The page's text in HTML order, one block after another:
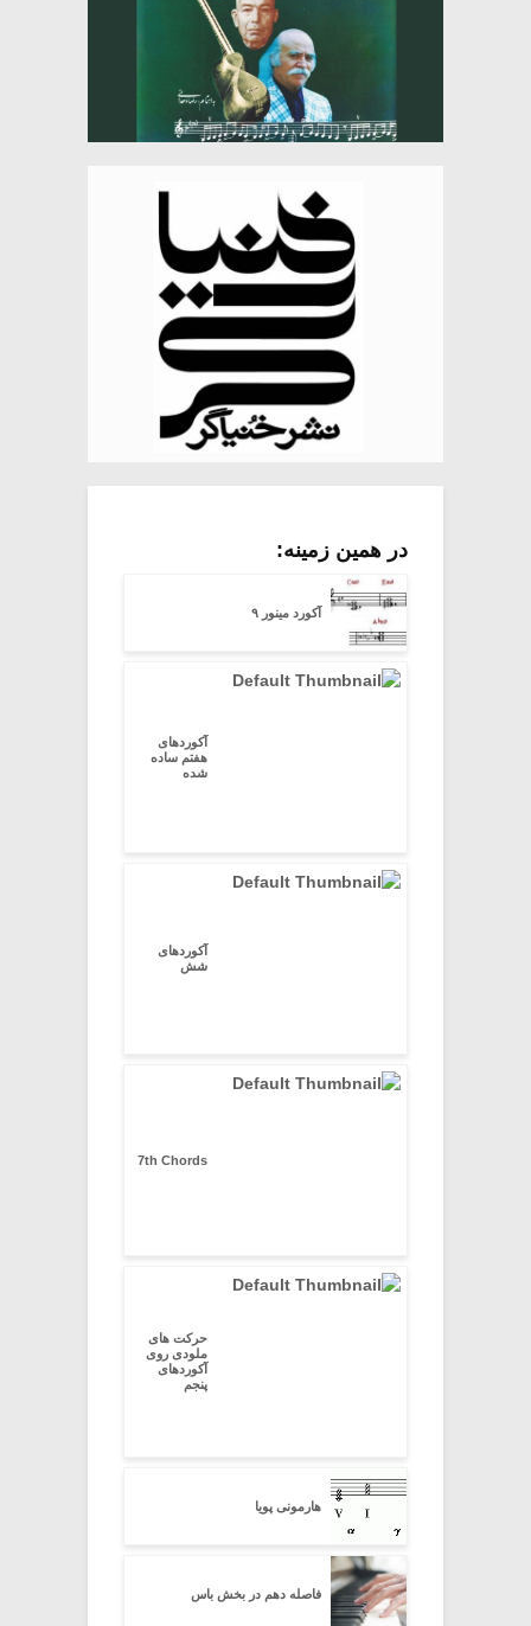
در همین زمینه:
آکورد مینور ۹
آکوردهای
هفتم ساده
شده
آکوردهای
شش
7th Chords
حرکت های
ملودی روی
آکوردهای
پنجم
هارمونی پویا
فاصله دهم در بخش باس